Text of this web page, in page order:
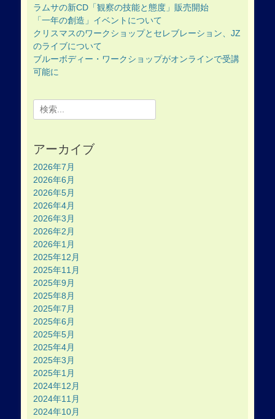
ラムサの新CD「観察の技能と態度」販売開始
「一年の創造」イベントについて
クリスマスのワークショップとセレブレーション、JZ
のライブについて
ブルーボディー・ワークショップがオンラインで受講
可能に
Search
for:
アーカイブ
2026年7月
2026年6月
2026年5月
2026年4月
2026年3月
2026年2月
2026年1月
2025年12月
2025年11月
2025年9月
2025年8月
2025年7月
2025年6月
2025年5月
2025年4月
2025年3月
2025年1月
2024年12月
2024年11月
2024年10月